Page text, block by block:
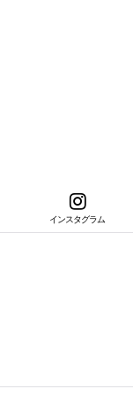
インスタグラム